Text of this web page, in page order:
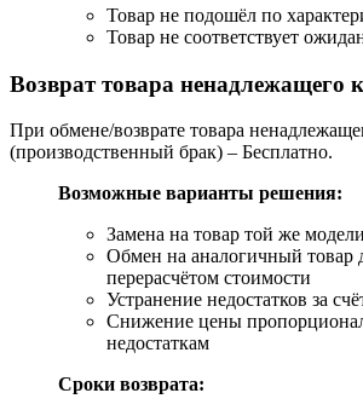
Товар не подошёл по
Товар не соответствует
Возврат товара ненадлежащего
При обмене/возврате товара
(производственный брак) – Бесплатно.
Возможные варианты решения:
Замена на товар той же
Обмен на аналогичный товар
перерасчётом стоимости
Устранение недостатков за
Снижение цены
недостаткам
Сроки возврата: